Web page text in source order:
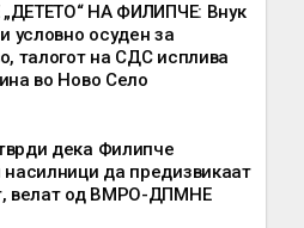
„ДЕТЕТО“ НА ФИЛИПЧЕ: Внук
условно осуден за
талогот на СДС исплива
во Ново Село
дека Филипче
насилници да предизвикаат
велат од ВМРО-ДПМНЕ